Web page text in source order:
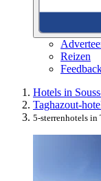
Reizen
Hotels in
Taghazout-
5-sterrenhotels in